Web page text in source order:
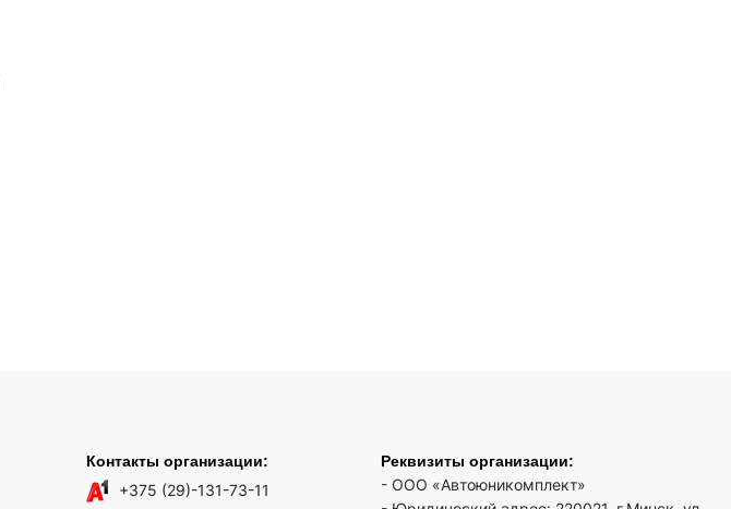
Контакты организации:
+375 (29)-131-73-11
Реквизиты организации:
- ООО «Автоюникомплект»